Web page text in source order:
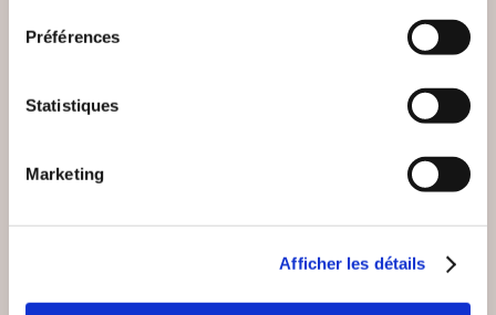
Préférences
Statistiques
Marketing
Afficher les détails
REBELLE ?
(0 avis)
Samuel Zane Batten
13€90